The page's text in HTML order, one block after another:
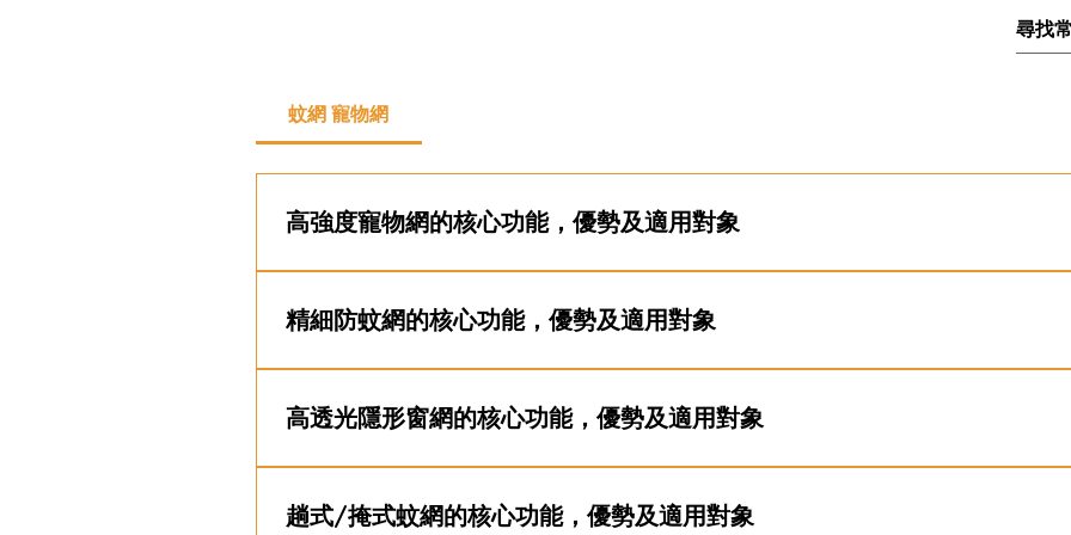
蚊網 寵物網
高強度寵物網的核心功能，優勢及適用對象
狗等）、有幼齡兒童的家庭
精細防蚊網的核心功能，優勢及適用對象
高透光隱形窗網的核心功能，優勢及適用對象
的家居及寫字樓
趟式/掩式蚊網的核心功能，優勢及適用對象